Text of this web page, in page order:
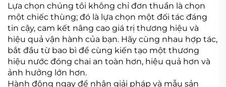
Lựa chọn chúng tôi không chỉ đơn thuần là chọn
một chiếc thùng; đó là lựa chọn một đối tác đáng
tin cậy, cam kết nâng cao giá trị thương hiệu và
hiệu quả vận hành của bạn. Hãy cùng nhau hợp tác,
bắt đầu từ bao bì để cùng kiến tạo một thương
hiệu nước đóng chai an toàn hơn, hiệu quả hơn và
ảnh hưởng lớn hơn.
Hành động ngay để nhận giải pháp và mẫu sản